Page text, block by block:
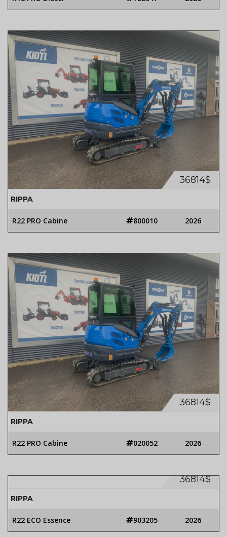
36814$
RIPPA
R22 PRO Cabine 800010 2026
36814$
RIPPA
R22 PRO Cabine 020052 2026
36814$
RIPPA
R22 ECO Essence 903205 2026